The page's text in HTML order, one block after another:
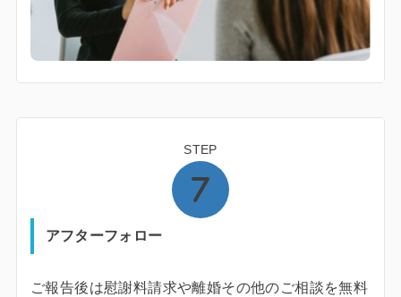
STEP
アフターフォロー
ご報告後は慰謝料請求や離婚その他のご相談を無料